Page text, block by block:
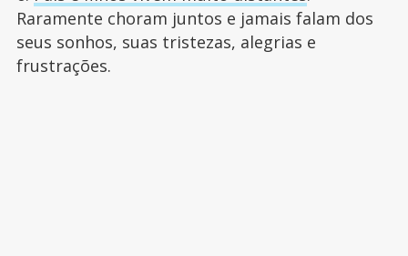
Raramente choram juntos e jamais falam dos
seus sonhos, suas tristezas, alegrias e
frustrações.